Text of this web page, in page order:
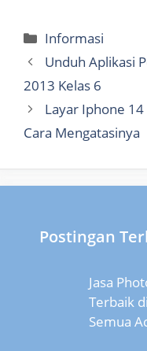
Categories
Informasi
Unduh Aplikasi
2013 Kelas 6
Layar Iphone
Cara Mengatasinya
Postingan
Jasa
Terbaik
Semua